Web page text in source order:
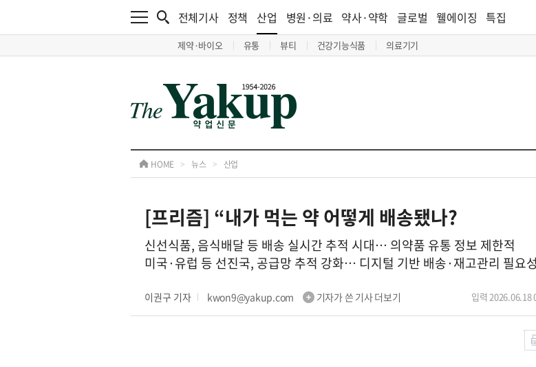
전체기사 정책 산업
제약·바이오 유통 뷰티 건강기능식품 의료기기
병원·의료 약사·약학 글로벌 웰에이징 특집
HOME > 뉴스 > 산업
[프리즘] “내가 먹는 약 어떻게 배송됐나?
신선식품, 음식배달 등 배송 실시간 추적 시대… 의약품 유통 정보 제한적
미국·유럽 등 선진국, 공급망 추적 강화… 디지털 기반 배송·재고관리 필요
이권구 기자 kwon9@yakup.com 기자가 쓴 기사 더보기 입력 2026.06.18